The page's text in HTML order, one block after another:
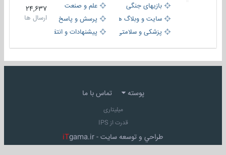
بازیهای جنگی
علم و صنعت
سایت و وبلاگ ها
پرسش و پاسخ
پزشکی و سلامتی
پیشنهادات و انتقادات
24,637
ارسال ها
پوسته تماس با ما
میلیتاری
قدرت از IPS
طراحي و توسعه سايت - iTgama.ir